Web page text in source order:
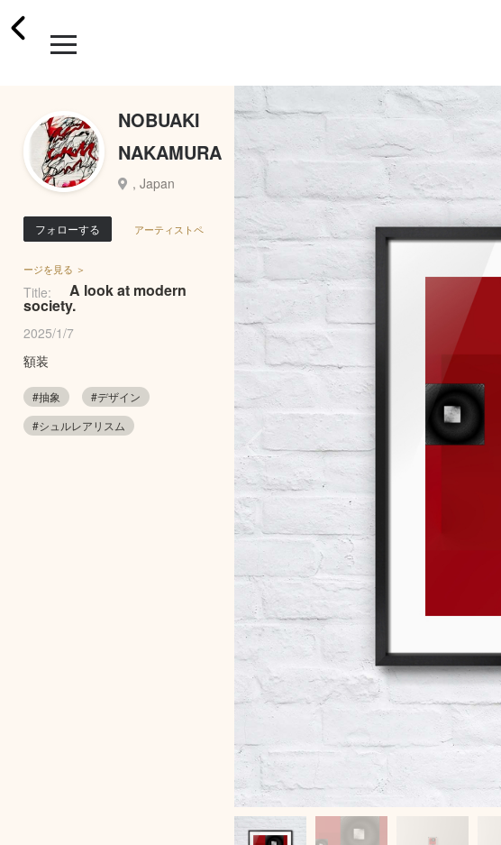
NOBUAKI
NAKAMURA
, Japan
フォローする アーティストペ
ージを見る ＞
Title: A look at modern
society.
2025/1/7
額装
#抽象
#デザイン
#シュルレアリスム